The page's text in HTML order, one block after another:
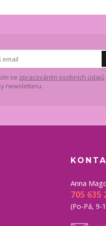
se zpracováním osobních údajů
newsletteru.
Anna
705 635
(Po-Pá, 9-